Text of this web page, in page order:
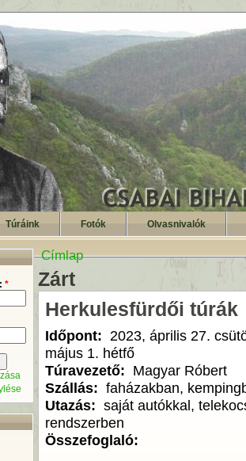
Túráink Fotók Olvasnivalók
*
Címlap
Zárt
Herkulesfürdői túrák
Időpont: 2023, április 27.
május 1. hétfő
Túravezető: Magyar Róbert
Szállás: faházakban,
Utazás: saját autókkal,
rendszerben
Összefoglaló: